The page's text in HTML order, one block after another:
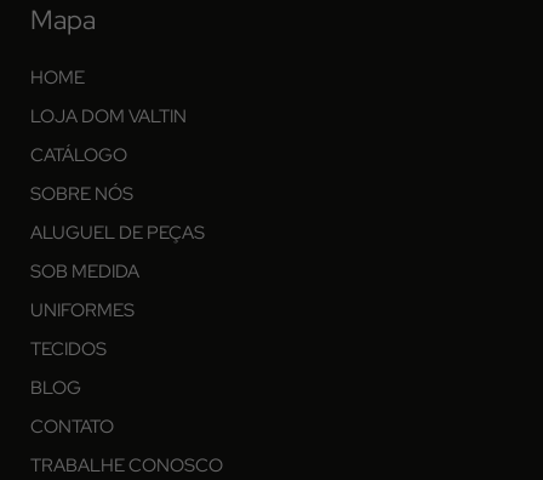
Mapa
HOME
LOJA DOM VALTIN
CATÁLOGO
SOBRE NÓS
ALUGUEL DE PEÇAS
SOB MEDIDA
UNIFORMES
TECIDOS
BLOG
CONTATO
TRABALHE CONOSCO